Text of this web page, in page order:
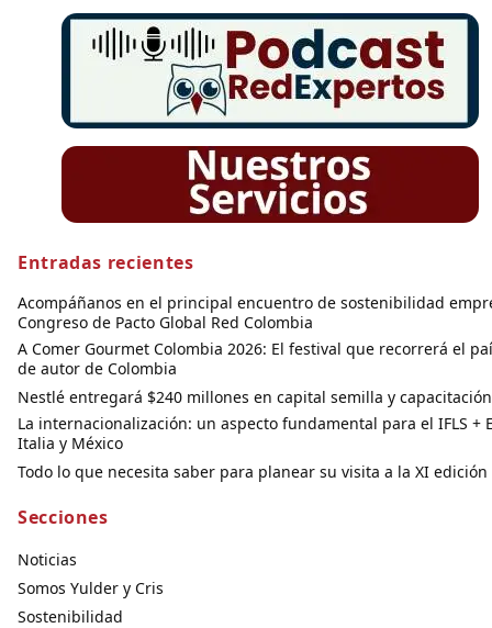
Entradas recientes
Acompáñanos en el principal encuentro de sostenibilidad
Congreso de Pacto Global Red Colombia
A Comer Gourmet Colombia 2026: El festival que recorrerá el
de autor de Colombia
Nestlé entregará $240 millones en capital semilla y
La internacionalización: un aspecto fundamental para el IFLS +
Italia y México
Todo lo que necesita saber para planear su visita a la XI edición
Secciones
Noticias
Somos Yulder y Cris
Sostenibilidad